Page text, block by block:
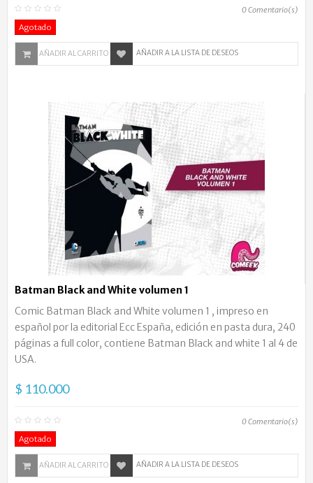
0Comentario(s)
Agotado
AÑADIR AL CARRITO AÑADIR A LA LISTA DE DESEOS
Batman Black and White volumen 1
Comic Batman Black and White volumen 1 , impreso en
español por la editorial Ecc España, edición en pasta dura, 240
páginas a full color, contiene Batman Black and white 1 al 4 de
USA.
$ 110.000
0Comentario(s)
Agotado
AÑADIR AL CARRITO AÑADIR A LA LISTA DE DESEOS